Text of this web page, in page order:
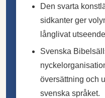
Den svarta
sidkanter ger
långlivat
Svenska
översättning och
svenska språket.